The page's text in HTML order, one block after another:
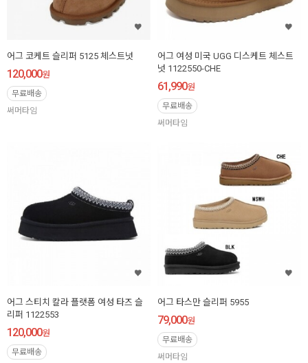
어그 코케트 슬리퍼 5125 체스트넛
120,000원
무료배송
써머타임
어그 여성 미국 UGG 디스케트 체스트
넛 1122550-CHE
61,990원
무료배송
써머타임
어그 스티치 칼라 플랫폼 여성 타즈 슬
리퍼 1122553
120,000원
무료배송
어그 타스만 슬리퍼 5955
79,000원
무료배송
써머타임